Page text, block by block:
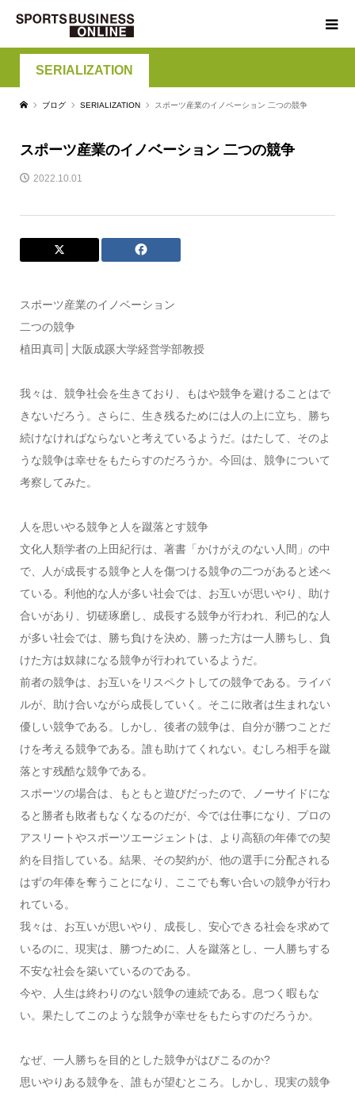
SERIALIZATION
ブログ SERIALIZATION スポーツ産業のイノベーション 二つの競争
スポーツ産業のイノベーション 二つの競争
2022.10.01
スポーツ産業のイノベーション
二つの競争
植田真司│大阪成蹊大学経営学部教授
我々は、競争社会を生きており、もはや競争を避けることはで
きないだろう。さらに、生き残るためには人の上に立ち、勝ち
続けなければならないと考えているようだ。はたして、そのよ
うな競争は幸せをもたらすのだろうか。今回は、競争について
考察してみた。
人を思いやる競争と人を蹴落とす競争
文化人類学者の上田紀行は、著書「かけがえのない人間」の中
で、人が成長する競争と人を傷つける競争の二つがあると述べ
ている。利他的な人が多い社会では、お互いが思いやり、助け
合いがあり、切磋琢磨し、成長する競争が行われ、利己的な人
が多い社会では、勝ち負けを決め、勝った方は一人勝ちし、負
けた方は奴隷になる競争が行われているようだ。
前者の競争は、お互いをリスペクトしての競争である。ライバ
ルが、助け合いながら成長していく。そこに敗者は生まれない
優しい競争である。しかし、後者の競争は、自分が勝つことだ
けを考える競争である。誰も助けてくれない。むしろ相手を蹴
落とす残酷な競争である。
スポーツの場合は、もともと遊びだったので、ノーサイドにな
ると勝者も敗者もなくなるのだが、今では仕事になり、プロの
アスリートやスポーツエージェントは、より高額の年俸での契
約を目指している。結果、その契約が、他の選手に分配される
はずの年俸を奪うことになり、ここでも奪い合いの競争が行わ
れている。
我々は、お互いが思いやり、成長し、安心できる社会を求めて
いるのに、現実は、勝つために、人を蹴落とし、一人勝ちする
不安な社会を築いているのである。
今や、人生は終わりのない競争の連続である。息つく暇もな
い。果たしてこのような競争が幸せをもたらすのだろうか。
なぜ、一人勝ちを目的とした競争がはびこるのか?
思いやりある競争を、誰もが望むところ。しかし、現実の競争